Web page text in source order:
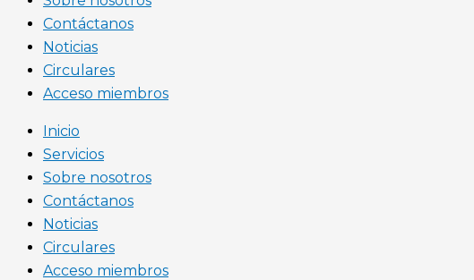
Contáctanos
Noticias
Circulares
Acceso miembros
Inicio
Servicios
Sobre nosotros
Contáctanos
Noticias
Circulares
Acceso miembros